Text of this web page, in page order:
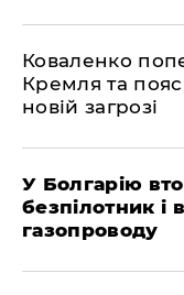
Коваленко
Кремля та
новій загрозі
У Болгарію
безпілотник і
газопроводу